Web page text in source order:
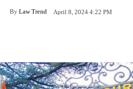
By Law Trend April 8, 2024 4:22 PM